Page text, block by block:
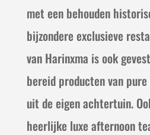
met een behouden
bijzondere exclusieve
van Harinxma is ook
bereid producten van
uit de eigen achtertuin.
heerlijke luxe afternoon